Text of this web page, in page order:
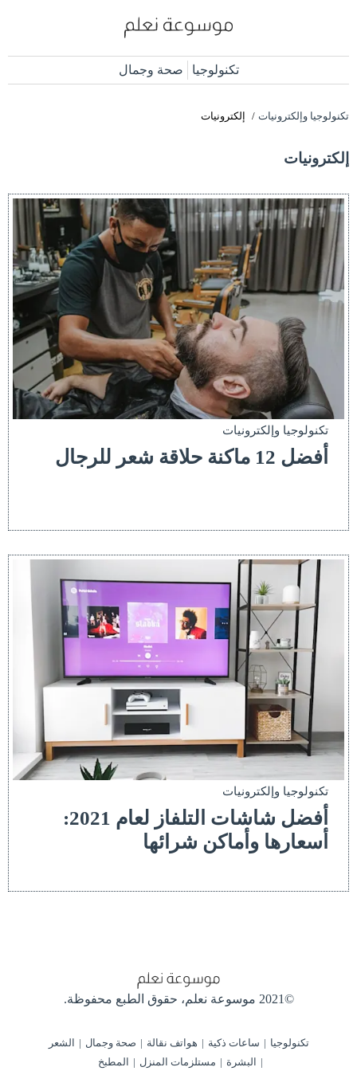
تكنولوجيا صحة وجمال
تكنولوجيا وإلكترونيات إلكترونيات
إلكترونيات
تكنولوجيا وإلكترونيات
أفضل 12 ماكنة حلاقة شعر للرجال
تكنولوجيا وإلكترونيات
أفضل شاشات التلفاز لعام 2021:
أسعارها وأماكن شرائها
©2021 موسوعة نعلم، حقوق الطبع محفوظة.
تكنولوجيا ساعات ذكية هواتف نقالة صحة وجمال
الشعر
البشرة
مستلزمات المنزل المطبخ